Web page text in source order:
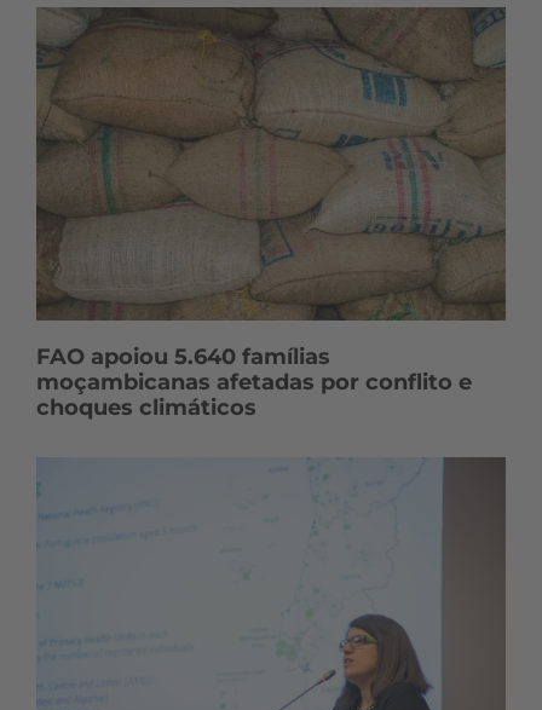
FAO apoiou 5.640 famílias
moçambicanas afetadas por conflito e
choques climáticos